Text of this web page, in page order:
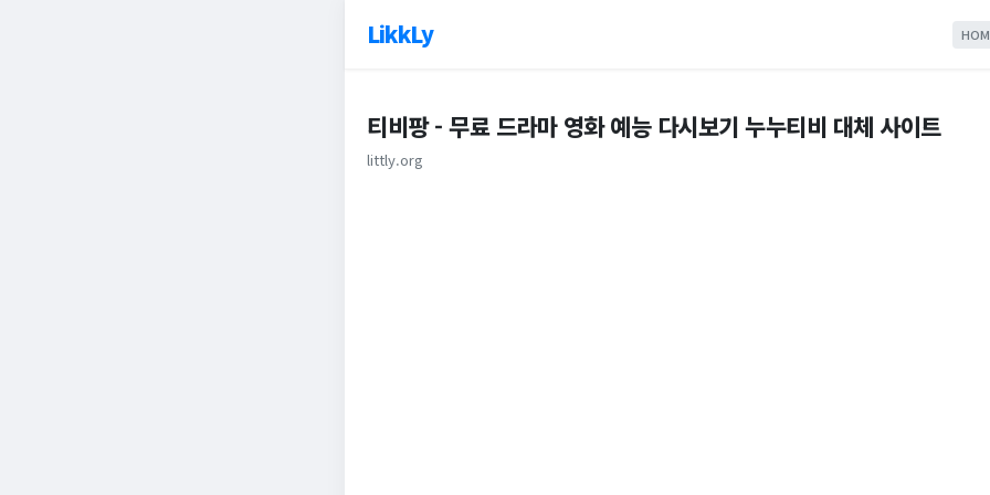
LikkLy
티비팡 - 무료 드라마 영화 예능 다시보기 누누티비 대체 사이트
littly.org